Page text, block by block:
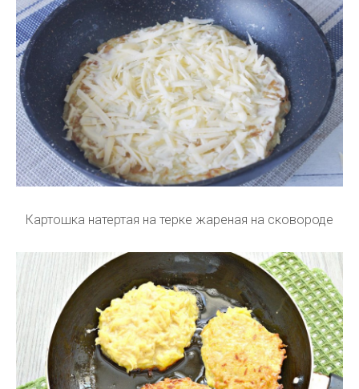
Картошка натертая на терке жареная на сковороде